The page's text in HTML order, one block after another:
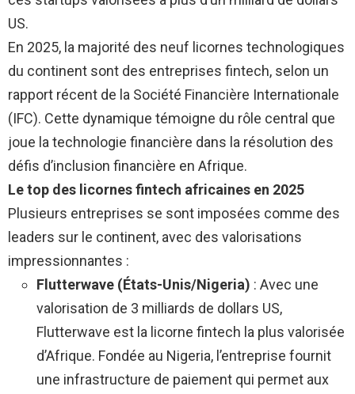
US.
En 2025, la majorité des neuf licornes technologiques
du continent sont des entreprises fintech, selon un
rapport récent de la Société Financière Internationale
(IFC). Cette dynamique témoigne du rôle central que
joue la technologie financière dans la résolution des
défis d’inclusion financière en Afrique.
Le top des licornes fintech africaines en 2025
Plusieurs entreprises se sont imposées comme des
leaders sur le continent, avec des valorisations
impressionnantes :
Flutterwave (États-Unis/Nigeria) : Avec une
valorisation de 3 milliards de dollars US,
Flutterwave est la licorne fintech la plus valorisée
d’Afrique. Fondée au Nigeria, l’entreprise fournit
une infrastructure de paiement qui permet aux